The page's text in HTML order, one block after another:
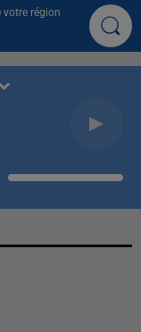
votre région